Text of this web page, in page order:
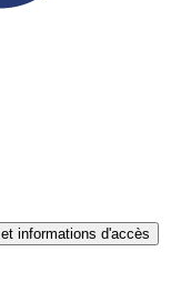
informations d'accès